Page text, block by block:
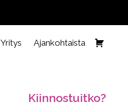
Yritys Ajankohtaista
Kiinnostuitko?